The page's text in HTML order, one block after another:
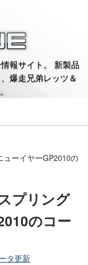
報サイト。 新製品
爆走兄弟レッツ＆
ューイヤーGP2010の
プリング
のコー
タ更新